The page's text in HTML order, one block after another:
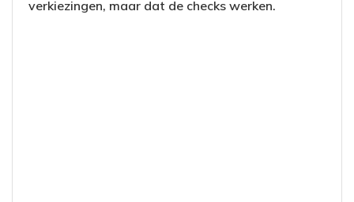
verkiezingen, maar dat de checks werken.